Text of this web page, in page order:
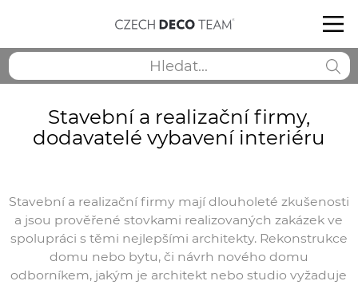
Stavební a realizační firmy,
dodavatelé vybavení interiéru
Stavební a realizační firmy mají dlouholeté zkušenosti
a jsou prověřené stovkami realizovaných zakázek ve
spolupráci s těmi nejlepšími architekty. Rekonstrukce
domu nebo bytu, či návrh nového domu
odborníkem, jakým je architekt nebo studio vyžaduje